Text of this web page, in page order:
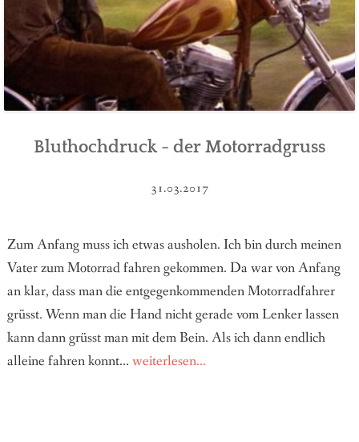
Bluthochdruck - der Motorradgruss
31.03.2017
Zum Anfang muss ich etwas ausholen. Ich bin durch meinen
Vater zum Motorrad fahren gekommen. Da war von Anfang
an klar, dass man die entgegenkommenden Motorradfahrer
grüsst. Wenn man die Hand nicht gerade vom Lenker lassen
kann dann grüsst man mit dem Bein. Als ich dann endlich
alleine fahren konnt... weiterlesen...